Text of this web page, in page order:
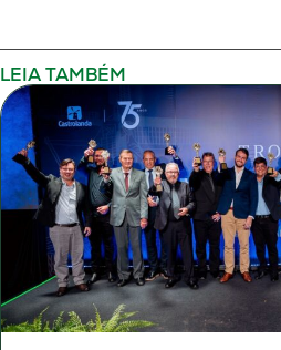
LEIA TAMBÉM